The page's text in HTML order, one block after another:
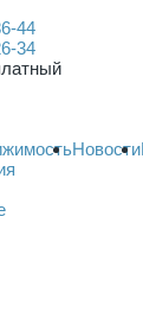
44
34
Новости